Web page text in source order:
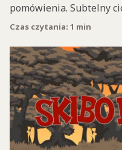
pomówienia. Subtelny
Czas czytania: 1 min